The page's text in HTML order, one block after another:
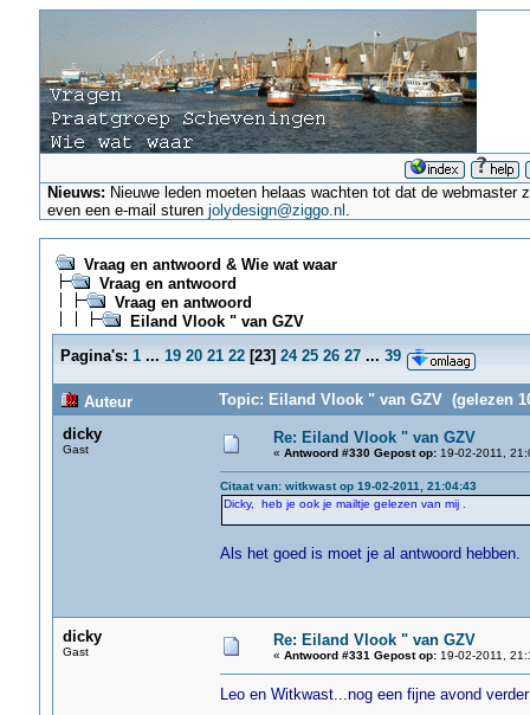
Nieuws: Nieuwe leden moeten helaas wachten tot dat de
even een e-mail sturenjolydesign@ziggo.nl .
Vraag en antwoord & Wie wat waar
Vraag en antwoord
Vraag en antwoord
Eiland Vlook " van GZV
Pagina's: 1 ... 19 20 21 22[23] 24 25 26 27 ... 39
Auteur
Topic: Eiland Vlook " van GZV (gelezen
dicky
Gast
Re: Eiland Vlook " van GZV
« Antwoord #330 Gepost op:19-02-2011,
Citaat van: witkwast op 19-02-2011, 21:04:43
Dicky, heb je ook je mailtje gelezen van mij .
Als het goed is moet je al antwoord hebben.
dicky
Gast
Re: Eiland Vlook " van GZV
« Antwoord #331 Gepost op:19-02-2011,
Leo en Witkwast...nog een fijne avond